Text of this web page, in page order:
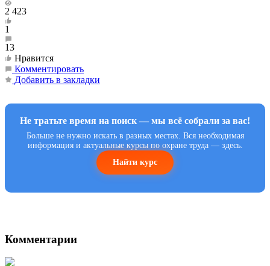
2 423
1
13
Нравится
Комментировать
Добавить в закладки
Не тратьте время на поиск — мы всё собрали за вас!
Больше не нужно искать в разных местах. Вся необходимая
информация и актуальные курсы по охране труда — здесь.
Найти курс
Комментарии